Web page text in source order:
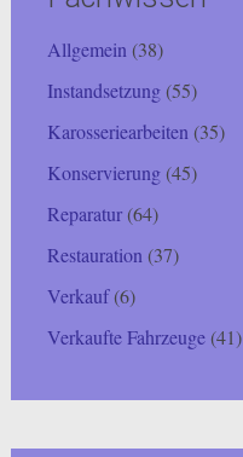
Allgemein (38)
Instandsetzung(55)
Karosseriearbeiten (35)
Konservierung(45)
Reparatur(64)
Restauration (37)
Verkauf(6)
Verkaufte Fahrzeuge(41)